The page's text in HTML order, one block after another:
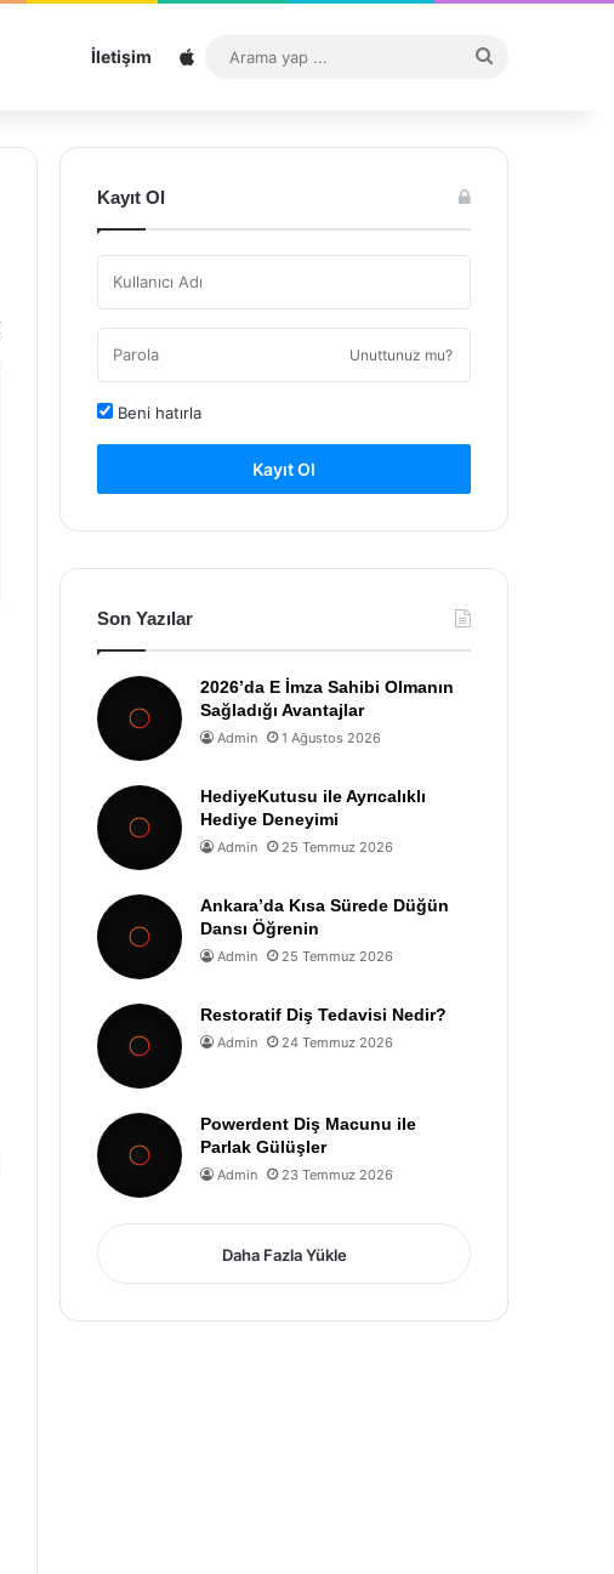
İletişim Sitemap
...
Kayıt Ol
Unuttunuz mu?
Beni hatırla
Kayıt Ol
Son Yazılar
2026’da E İmza Sahibi Olmanın
Sağladığı Avantajlar
Admin 1 Ağustos 2026
HediyeKutusu ile Ayrıcalıklı
Hediye Deneyimi
Admin 25 Temmuz 2026
Ankara’da Kısa Sürede Düğün
Dansı Öğrenin
Admin 25 Temmuz 2026
Restoratif Diş Tedavisi Nedir?
Admin 24 Temmuz 2026
Powerdent Diş Macunu ile
Parlak Gülüşler
Admin 23 Temmuz 2026
Daha Fazla Yükle